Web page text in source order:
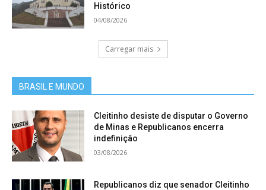
Histórico
04/08/2026
Carregar mais
BRASIL E MUNDO
Cleitinho desiste de disputar o Governo
de Minas e Republicanos encerra
indefinição
03/08/2026
Republicanos diz que senador Cleitinho